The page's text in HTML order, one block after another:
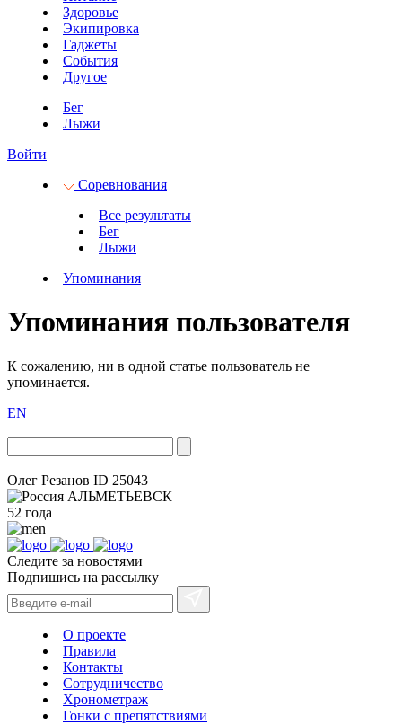
Здоровье
Экипировка
Гаджеты
События
Другое
Бег
Лыжи
Войти
Соревнования
Все результаты
Бег
Лыжи
Упоминания
Упоминания пользователя
К сожалению, ни в одной статье пользователь не
упоминается.
EN
Олег Резанов ID 25043
АЛЬМЕТЬЕВСК
52 года
Следите за новостями
Подпишись на рассылку
О проекте
Правила
Контакты
Сотрудничество
Хронометраж
Гонки с препятствиями